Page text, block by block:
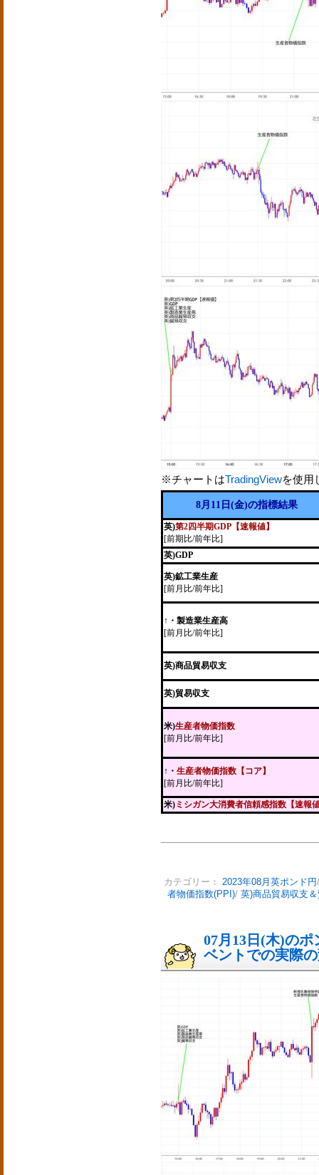
※チャートはTradingViewを使用
8月11日(金)の指標結果
英)第2四半期GDP【速報値】
[前期比/前年比]
英)GDP
英)鉱工業生産
[前月比/前年比]
↑・製造業生産高
[前月比/前年比]
英)商品貿易収支
英)貿易収支
米)生産者物価指数
[前月比/前年比]
↑・ 生産者物価指数【コア】
[前月比/前年比]
米) ミシガン大消費者信頼感指数【速報
カテゴリー： 2023年08月英ポンド円
者物価指数(PPI)/ 英)商品貿易収支
07月13日(木)の
ベントでの実際